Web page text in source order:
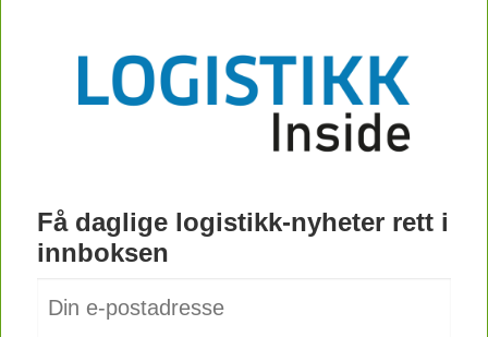
Få daglige logistikk-nyheter rett i
innboksen